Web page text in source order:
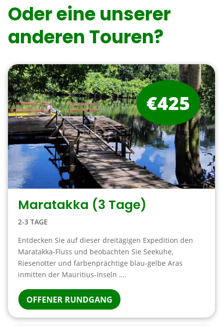
Oder eine unserer
anderen Touren?
Maratakka (3 Tage)
2-3 TAGE
Entdecken Sie auf dieser dreitägigen Expedition den
Maratakka-Fluss und beobachten Sie Seekühe,
Riesenotter und farbenprächtige blau-gelbe Aras
inmitten der Mauritius-Inseln ….
OFFENER RUNDGANG
€425